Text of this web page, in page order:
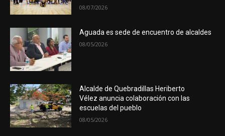
08/07/2026
Aguada es sede de encuentro de alcaldes
08/05/2026
Alcalde de Quebradillas Heriberto
Vélez anuncia colaboración con las
escuelas del pueblo
08/05/2026